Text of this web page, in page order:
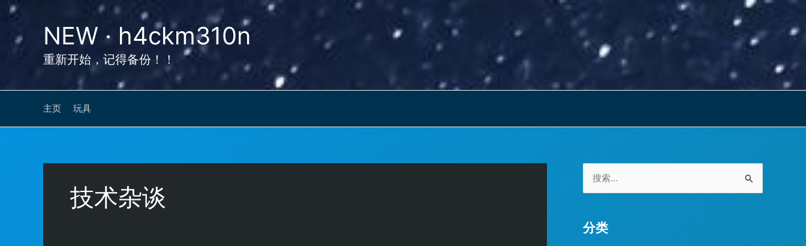
NEW · h4ckm310n
重新开始，记得备份！！
主页 玩具
技术杂谈
分类